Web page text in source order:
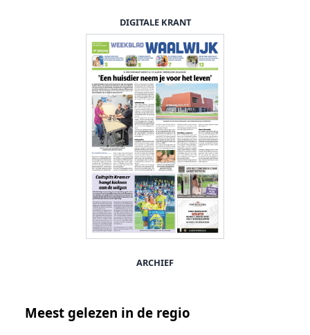
DIGITALE KRANT
ARCHIEF
Meest gelezen in de regio